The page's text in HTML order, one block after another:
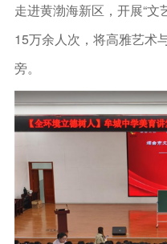
走进黄渤海新区，开展“文
15万余人次，将高雅艺术
旁。